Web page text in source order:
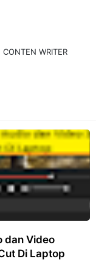
WRITER
dan Video
Di Laptop